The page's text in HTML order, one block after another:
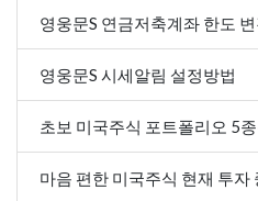
영웅문S 연금저축계좌 한도
영웅문S 시세알림 설정방법
초보 미국주식 포트폴리오 5
마음 편한 미국주식 현재 투자